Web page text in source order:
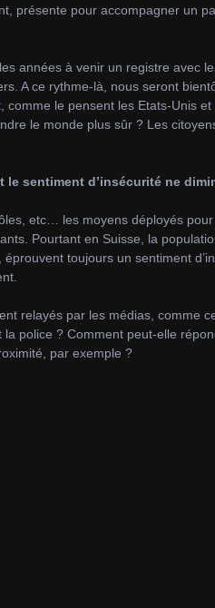
présente pour accompagner un
années à venir un registre avec
A ce rythme-là, nous seront
comme le pensent les Etats-Unis et
le monde plus sûr ? Les
sentiment d’insécurité ne
etc… les moyens déployés
Pourtant en Suisse, la
toujours un sentiment
relayés par les médias, comme
police ? Comment peut-elle
par exemple ?